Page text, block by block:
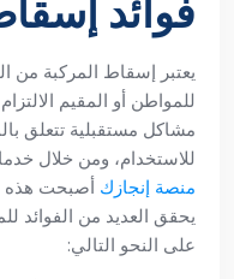
فوائد
يعتبر إسقاط المركبة من
للمواطن أو المقيم
مشاكل مستقبلية تتعلق
للاستخدام، ومن خلال
منصة إنجازك أصبحت هذه
يحقق العديد من الفوائد
على النحو التالي: